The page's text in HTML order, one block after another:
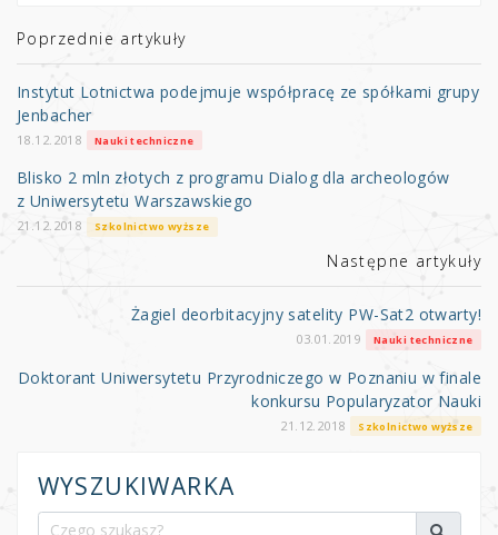
r b
o
k
Poprzednie artykuły
Instytut Lotnictwa podejmuje współpracę ze spółkami grupy
Jenbacher
18.12.2018 Nauki techniczne
Blisko 2 mln złotych z programu Dialog dla archeologów
z Uniwersytetu Warszawskiego
21.12.2018 Szkolnictwo wyższe
Następne artykuły
Żagiel deorbitacyjny satelity PW-Sat2 otwarty!
03.01.2019 Nauki techniczne
Doktorant Uniwersytetu Przyrodniczego w Poznaniu w finale
konkursu Popularyzator Nauki
21.12.2018 Szkolnictwo wyższe
WYSZUKIWARKA